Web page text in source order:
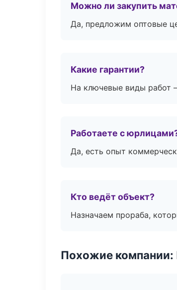
Можно ли закупить
Да, предложим оптовые
Какие гарантии?
На ключевые виды работ
Работаете с
Да, есть опыт
Кто ведёт объект?
Назначаем прораба,
Похожие компании: